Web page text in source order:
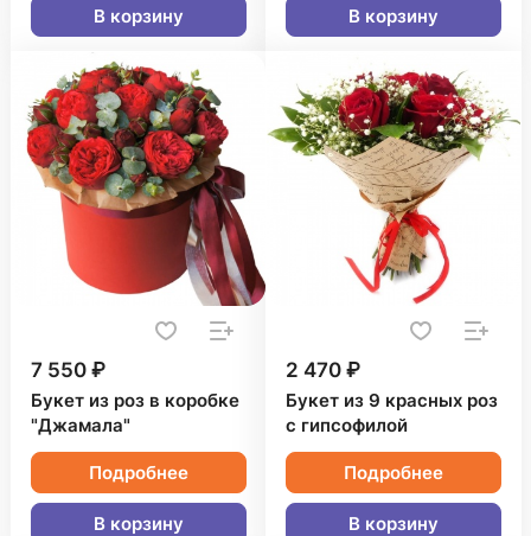
В корзину В корзину
7 550 ₽
Букет из роз в коробке
"Джамала"
Подробнее
В корзину
2 470 ₽
Букет из 9 красных роз
с гипсофилой
Подробнее
В корзину